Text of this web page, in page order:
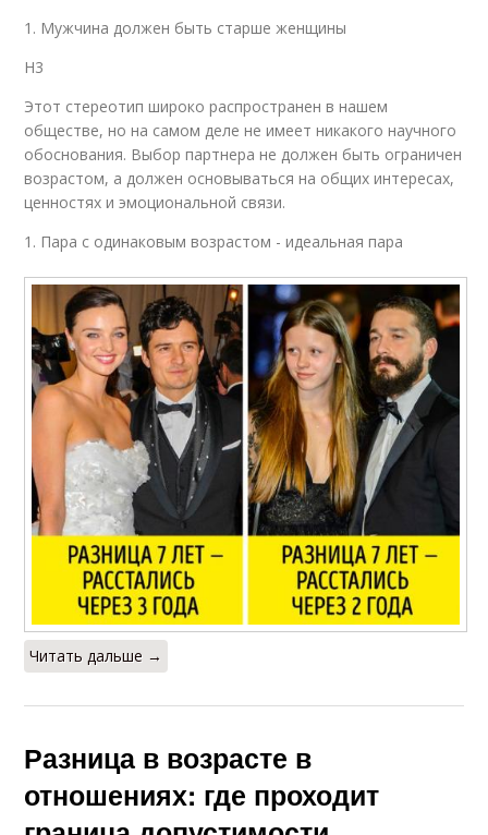
1. Мужчина должен быть старше женщины
H3
Этот стереотип широко распространен в нашем
обществе, но на самом деле не имеет никакого научного
обоснования. Выбор партнера не должен быть ограничен
возрастом, а должен основываться на общих интересах,
ценностях и эмоциональной связи.
1. Пара с одинаковым возрастом - идеальная пара
Читать дальше →
Разница в возрасте в
отношениях: где проходит